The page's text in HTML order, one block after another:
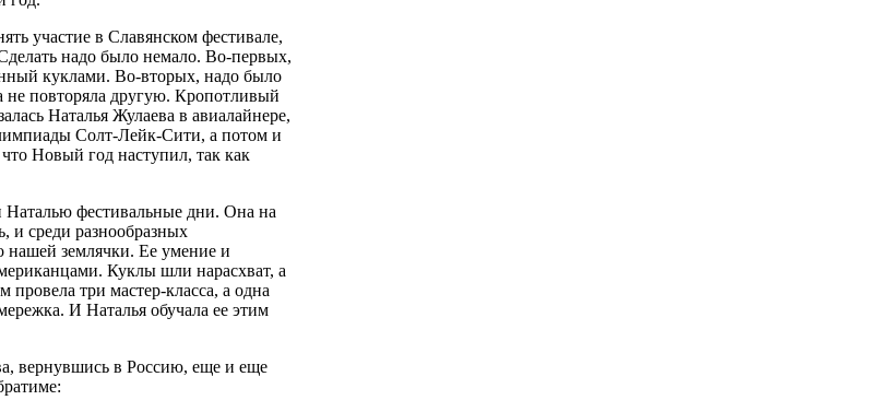
участие в Славянском фестивале,
надо было немало. Во-первых,
куклами. Во-вторых, надо было
не повторяла другую. Кропотливый
Наталья Жулаева в авиалайнере,
Солт-Лейк-Сити, а потом и
Новый год наступил, так как
Наталью фестивальные дни. Она на
и среди разнообразных
нашей землячки. Ее умение и
Куклы шли нарасхват, а
три мастер-класса, а одна
И Наталья обучала ее этим
вернувшись в Россию, еще и еще